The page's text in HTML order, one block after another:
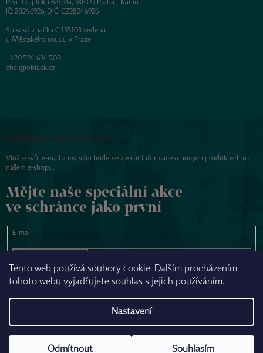
Tento web používá soubory cookie. Dalším procházením
tohoto webu vyjadřujete souhlas s jejich používáním.
Nastavení
Odmítnout Souhlasím
Prvního pluku 621/8a, 186 00 Praha - Karlín
IČ: 28246926, DIČ: CZ28246926
Spisová značka C 135103 vedená
u Městského soudu v Praze
+420 724 634 700
chci@oblack.cz
Odebírat newsletter
Vložte svůj e-mail a my vám budeme zasílat informace o nových produktech na
našem e-shopu.
Mějte naše speciální akce
ve schránce jako první
E-mail
NAPSAT ZPRÁVU